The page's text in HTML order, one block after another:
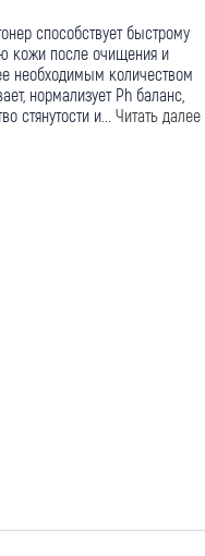
способствует быстрому
кожи после очищения и
необходимым количеством
нормализует Ph баланс,
стянутости и... Читать далее